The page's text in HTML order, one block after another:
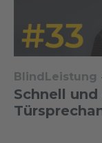
BlindLeistung
Schnell